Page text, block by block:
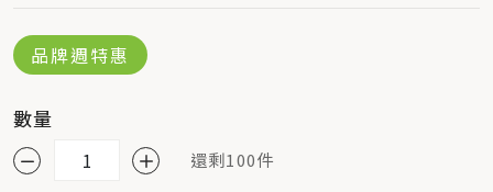
品牌週特惠
數量
還剩100件